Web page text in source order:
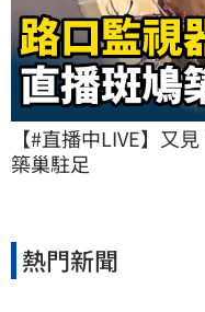
【#直播中LIVE】又
築巢駐足
熱門新聞